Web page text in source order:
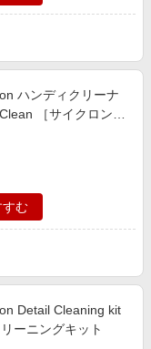
ハンディクリーナ
［サイクロン式
すむ
Detail Cleaning kit
ーニングキット